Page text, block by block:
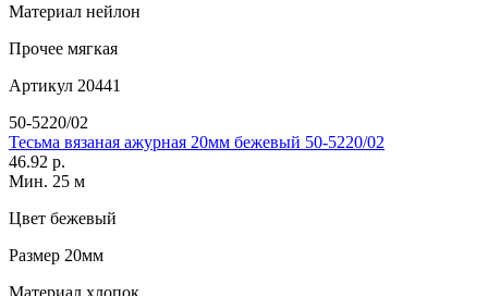
Материал нейлон
Прочее мягкая
Артикул 20441
50-5220/02
Тесьма вязаная ажурная 20мм бежевый 50-5220/02
46.92 р.
Мин. 25 м
Цвет бежевый
Размер 20мм
Материал хлопок